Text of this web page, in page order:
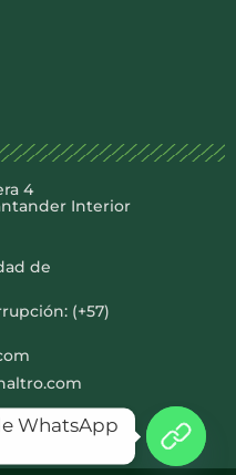
4
Interior
de
(+57)
WhatsApp